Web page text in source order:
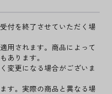
付を終了させていただく場
用されます。商品によって
あります。
変更になる場合がございま
す。実際の商品と異なる場